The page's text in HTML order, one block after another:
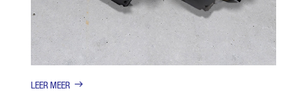
LEER MEER